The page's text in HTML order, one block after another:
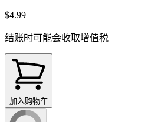
$4.99
结账时可能会收取增值税
加入购物车